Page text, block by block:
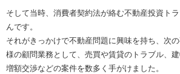
そして当時、消費者契約法が絡む不動産投資ト
んです。
それがきっかけで不動産問題に興味を持ち、次
様の顧問業務として、売買や賃貸のトラブル、
増額交渉などの案件を数多く手がけました。